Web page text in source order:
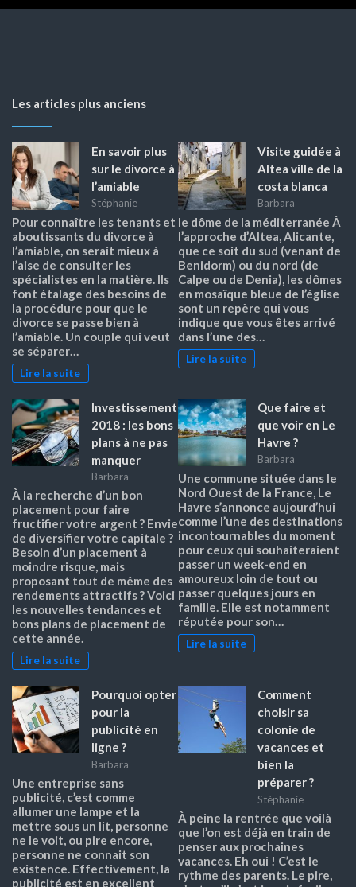
Les articles plus anciens
En savoir plus
sur le divorce à
l’amiable
Stéphanie
Pour connaître les tenants et
aboutissants du divorce à
l’amiable, on serait mieux à
l’aise de consulter les
spécialistes en la matière. Ils
font étalage des besoins de
la procédure pour que le
divorce se passe bien à
l’amiable. Un couple qui veut
se séparer…
Lire la suite
Visite guidée à
Altea ville de la
costa blanca
Barbara
le dôme de la méditerranée À
l’approche d’Altea, Alicante,
que ce soit du sud (venant de
Benidorm) ou du nord (de
Calpe ou de Denia), les dômes
en mosaïque bleue de l’église
sont un repère qui vous
indique que vous êtes arrivé
dans l’une des…
Lire la suite
Investissement
2018 : les bons
plans à ne pas
manquer
Barbara
À la recherche d’un bon
placement pour faire
fructifier votre argent ? Envie
de diversifier votre capitale ?
Besoin d’un placement à
moindre risque, mais
proposant tout de même des
rendements attractifs ? Voici
les nouvelles tendances et
bons plans de placement de
cette année.
Lire la suite
Que faire et
que voir en Le
Havre ?
Barbara
Une commune située dans le
Nord Ouest de la France, Le
Havre s’annonce aujourd’hui
comme l’une des destinations
incontournables du moment
pour ceux qui souhaiteraient
passer un week-end en
amoureux loin de tout ou
passer quelques jours en
famille. Elle est notamment
réputée pour son…
Lire la suite
Pourquoi opter
pour la
publicité en
ligne ?
Barbara
Une entreprise sans
publicité, c’est comme
allumer une lampe et la
mettre sous un lit, personne
ne le voit, ou pire encore,
personne ne connait son
existence. Effectivement, la
publicité est en excellent
Comment
choisir sa
colonie de
vacances et
bien la
préparer ?
Stéphanie
À peine la rentrée que voilà
que l’on est déjà en train de
penser aux prochaines
vacances. Eh oui ! C’est le
rythme des parents. Le pire,